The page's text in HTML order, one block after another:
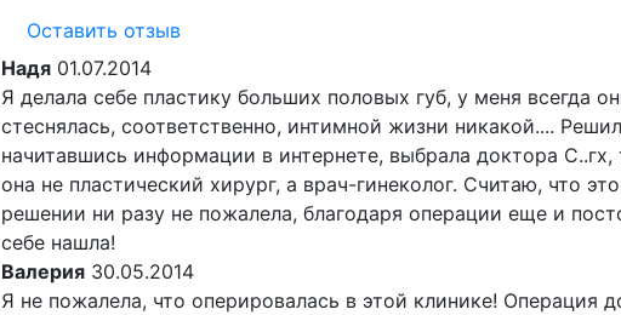
Оставить отзыв
Надя 01.07.2014
Я делала себе пластику больших половых губ, у меня всегда
стеснялась, соответственно, интимной жизни никакой....
начитавшись информации в интернете, выбрала доктора С..гх,
она не пластический хирург, а врач-гинеколог. Считаю, что
решении ни разу не пожалела, благодаря операции еще и
себе нашла!
Валерия 30.05.2014
Я не пожалела, что оперировалась в этой клинике! Операция